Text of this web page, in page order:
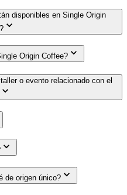
disponibles en Single Origin
Origin Coffee?
o evento relacionado con el
de origen único?